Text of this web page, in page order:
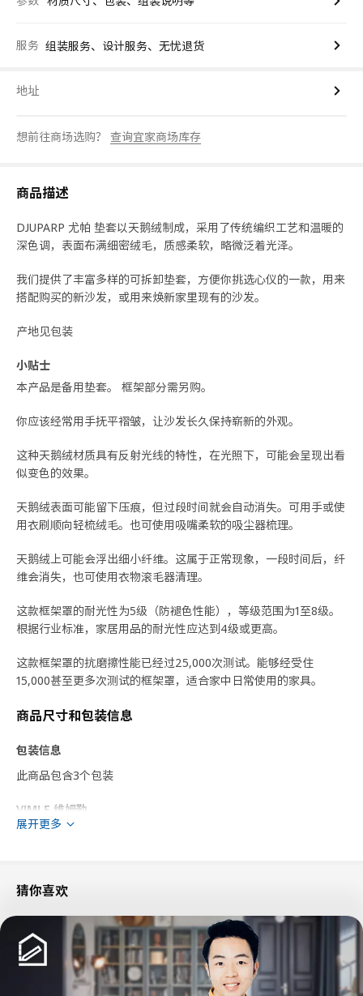
服务 组装服务、设计服务、无忧退货
地址
想前往商场选购？ 查询宜家商场库存
商品描述
DJUPARP 尤帕 垫套以天鹅绒制成，采用了传统编织工艺和温暖的
深色调，表面布满细密绒毛，质感柔软，略微泛着光泽。
我们提供了丰富多样的可拆卸垫套，方便你挑选心仪的一款，用来
搭配购买的新沙发，或用来焕新家里现有的沙发。
产地见包装
小贴士
本产品是备用垫套。 框架部分需另购。
你应该经常用手抚平褶皱，让沙发长久保持崭新的外观。
这种天鹅绒材质具有反射光线的特性，在光照下，可能会呈现出看
似变色的效果。
天鹅绒表面可能留下压痕，但过段时间就会自动消失。可用手或使
用衣刷顺向轻梳绒毛。也可使用吸嘴柔软的吸尘器梳理。
天鹅绒上可能会浮出细小纤维。这属于正常现象，一段时间后，纤
维会消失，也可使用衣物滚毛器清理。
这款框架罩的耐光性为5级（防褪色性能），等级范围为1至8级。
根据行业标准，家居用品的耐光性应达到4级或更高。
这款框架罩的抗磨擦性能已经过25,000次测试。能够经受住
15,000甚至更多次测试的框架罩，适合家中日常使用的家具。
商品尺寸和包装信息
包装信息
此商品包含3个包装
VIMLE 维姆勒
双人沙发床外套
高度
净重
2.58 公斤
容量
25.6 公升
3.41 公斤
展开更多
猜你喜欢